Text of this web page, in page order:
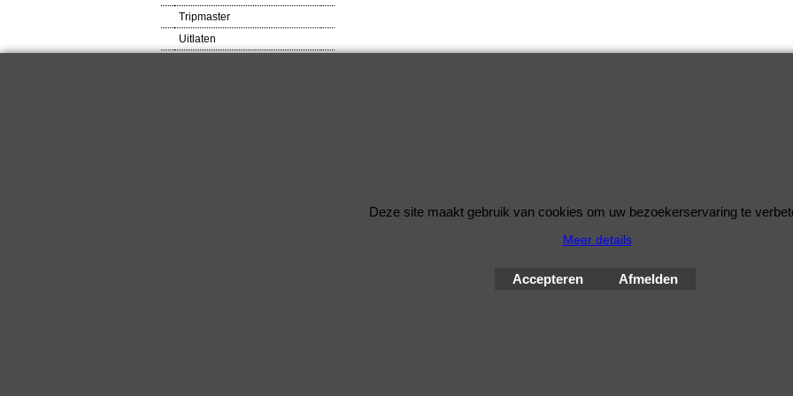
Tripmaster
Uitlaten
2026 sinds 1998
Deze site maakt gebruik van cookies om uw bezoekerservaring te
Meer details
Accepteren Afmelden